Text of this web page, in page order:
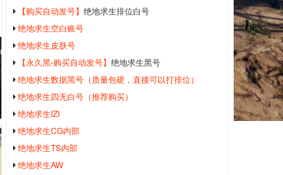
【购买自动发号】 绝地求生排位白号
绝地求生空白账号
绝地求生皮肤号
【永久黑-购买自动发号】 绝地求生黑号
绝地求生数据黑号（质量包硬，直接可以打排位）
绝地求生四无白号（推荐购买）
绝地求生IZI
绝地求生CG内部
绝地求生TS内部
绝地求生AW